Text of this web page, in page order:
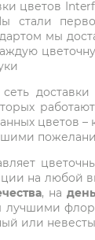
цветов
стали
мы
цветов
на любой
, на
лучшими
или